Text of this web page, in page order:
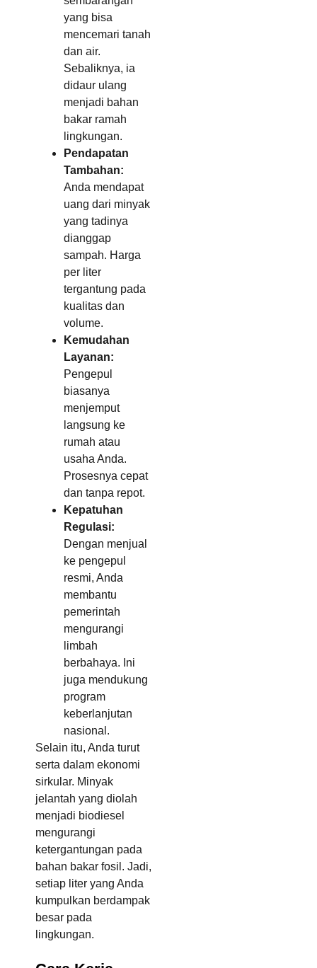
yang bisa
mencemari tanah
dan air.
Sebaliknya, ia
didaur ulang
menjadi bahan
bakar ramah
lingkungan.
Pendapatan
Tambahan:
Anda mendapat
uang dari minyak
yang tadinya
dianggap
sampah. Harga
per liter
tergantung pada
kualitas dan
volume.
Kemudahan
Layanan:
Pengepul
biasanya
menjemput
langsung ke
rumah atau
usaha Anda.
Prosesnya cepat
dan tanpa repot.
Kepatuhan
Regulasi:
Dengan menjual
ke pengepul
resmi, Anda
membantu
pemerintah
mengurangi
limbah
berbahaya. Ini
juga mendukung
program
keberlanjutan
nasional.
Selain itu, Anda turut
serta dalam ekonomi
sirkular. Minyak
jelantah yang diolah
menjadi biodiesel
mengurangi
ketergantungan pada
bahan bakar fosil. Jadi,
setiap liter yang Anda
kumpulkan berdampak
besar pada
lingkungan.